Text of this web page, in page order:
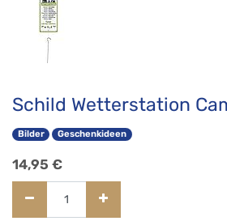
Schild Wetterstation
Bilder Geschenkideen
14,95 €